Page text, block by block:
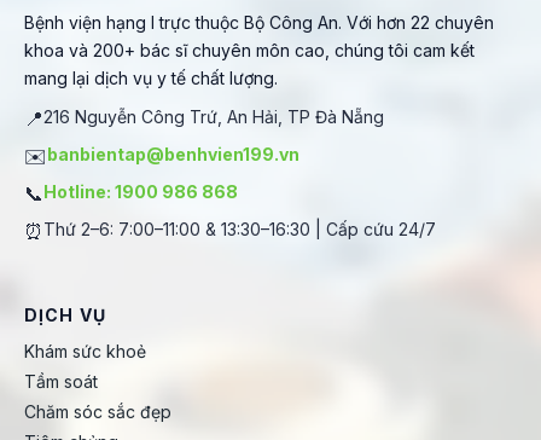
Bệnh viện hạng I trực thuộc Bộ Công An. Với hơn 22 chuyên
khoa và 200+ bác sĩ chuyên môn cao, chúng tôi cam kết
mang lại dịch vụ y tế chất lượng.
📍216 Nguyễn Công Trứ, An Hải, TP Đà Nẵng
✉️banbientap@benhvien199.vn
📞Hotline: 1900 986 868
⏰ Thứ 2–6: 7:00–11:00 & 13:30–16:30 | Cấp cứu 24/7
DỊCH VỤ
Khám sức khoẻ
Tầm soát
Chăm sóc sắc đẹp